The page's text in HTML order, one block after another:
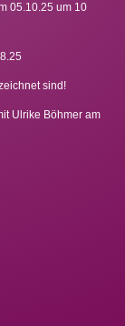
05.10.25 um 10
sind!
Ulrike Böhmer am